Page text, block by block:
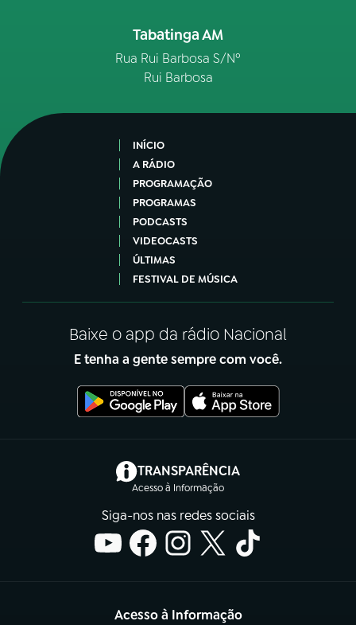
Tabatinga AM
Rua Rui Barbosa S/Nº
Rui Barbosa
INÍCIO
A RÁDIO
PROGRAMAÇÃO
PROGRAMAS
PODCASTS
VIDEOCASTS
ÚLTIMAS
FESTIVAL DE MÚSICA
Baixe o app da rádio Nacional
E tenha a gente sempre com você.
TRANSPARÊNCIA
Acesso à Informação
(abre em nova aba)
Siga-nos nas redes sociais
Acesso à Informação